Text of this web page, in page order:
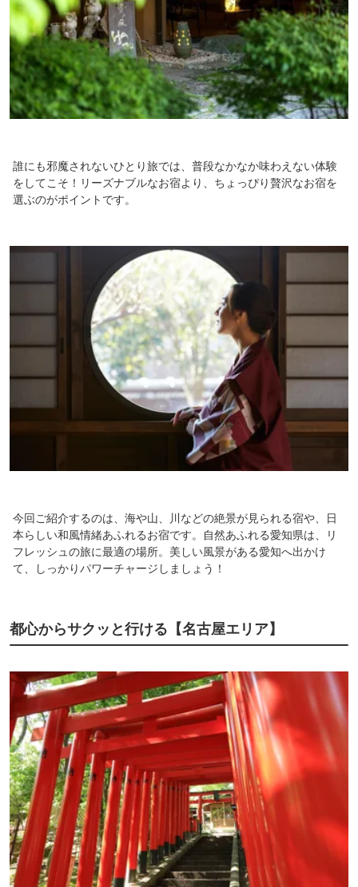
誰にも邪魔されないひとり旅では、普段なかなか味わえない体験
をしてこそ！リーズナブルなお宿より、ちょっぴり贅沢なお宿を
選ぶのがポイントです。
今回ご紹介するのは、海や山、川などの絶景が見られる宿や、日
本らしい和風情緒あふれるお宿です。自然あふれる愛知県は、リ
フレッシュの旅に最適の場所。美しい風景がある愛知へ出かけ
て、しっかりパワーチャージしましょう！
都心からサクッと行ける【名古屋エリア】